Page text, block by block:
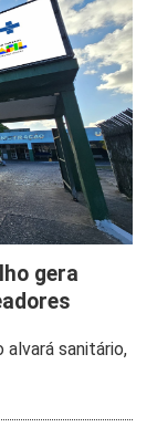
gera
sanitário,